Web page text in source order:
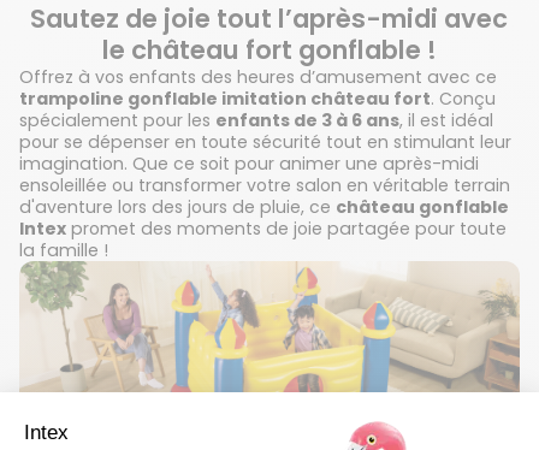
Sautez de joie tout l’après-midi avec
le château fort gonflable !
Offrez à vos enfants des heures d’amusement avec ce
trampoline gonflable imitation château fort. Conçu
spécialement pour les enfants de 3 à 6 ans, il est idéal
pour se dépenser en toute sécurité tout en stimulant leur
imagination. Que ce soit pour animer une après-midi
ensoleillée ou transformer votre salon en véritable terrain
d'aventure lors des jours de pluie, ce château gonflable
Intex promet des moments de joie partagée pour toute
la famille !